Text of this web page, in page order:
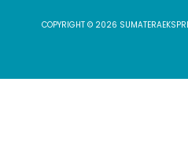
COPYRIGHT © 2026